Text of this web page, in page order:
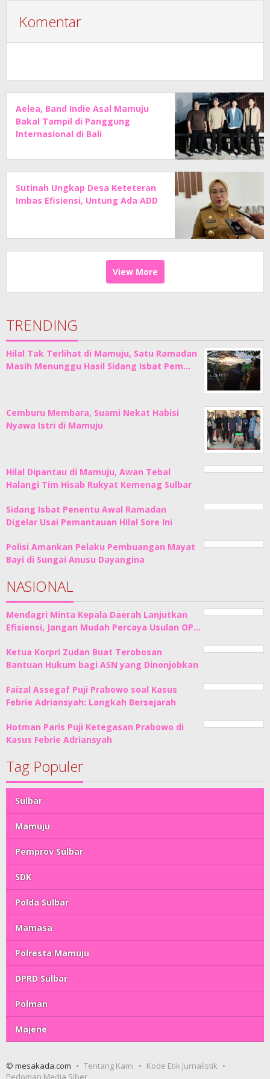
Komentar
Aelea, Band Indie Asal Mamuju
Bakal Tampil di Panggung
Internasional di Bali
Sutinah Ungkap Desa Keteteran
Imbas Efisiensi, Untung Ada ADD
View More
TRENDING
Hilal Tak Terlihat di Mamuju, Satu Ramadan
Masih Menunggu Hasil Sidang Isbat Pem…
Cemburu Membara, Suami Nekat Habisi
Nyawa Istri di Mamuju
Hilal Dipantau di Mamuju, Awan Tebal
Halangi Tim Hisab Rukyat Kemenag Sulbar
Sidang Isbat Penentu Awal Ramadan
Digelar Usai Pemantauan Hilal Sore Ini
Polisi Amankan Pelaku Pembuangan Mayat
Bayi di Sungai Anusu Dayangina
NASIONAL
Mendagri Minta Kepala Daerah Lanjutkan
Efisiensi, Jangan Mudah Percaya Usulan OP…
Ketua Korpri Zudan Buat Terobosan
Bantuan Hukum bagi ASN yang Dinonjobkan
Faizal Assegaf Puji Prabowo soal Kasus
Febrie Adriansyah: Langkah Bersejarah
Hotman Paris Puji Ketegasan Prabowo di
Kasus Febrie Adriansyah
Tag Populer
Sulbar
Mamuju
Pemprov Sulbar
SDK
Polda Sulbar
Mamasa
Polresta Mamuju
DPRD Sulbar
Polman
Majene
© mesakada.com Tentang Kami
Kode Etik Jurnalistik
Pedoman Media Siber